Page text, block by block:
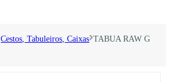
Cestos, Tabuleiros, Caixas TABUA RAW G